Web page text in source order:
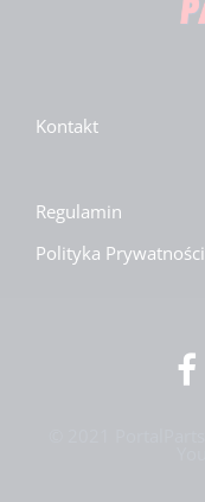
Kontakt
Regulamin
Polityka Prywatności